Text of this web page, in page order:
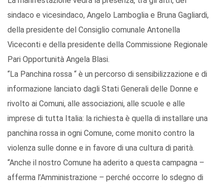
sindaco e vicesindaco, Angelo Lamboglia e Bruna Gagliardi,
della presidente del Consiglio comunale Antonella
Viceconti e della presidente della Commissione Regionale
Pari Opportunità Angela Blasi.
“La Panchina rossa “ è un percorso di sensibilizzazione e di
informazione lanciato dagli Stati Generali delle Donne e
rivolto ai Comuni, alle associazioni, alle scuole e alle
imprese di tutta Italia: la richiesta è quella di installare una
panchina rossa in ogni Comune, come monito contro la
violenza sulle donne e in favore di una cultura di parità.
“Anche il nostro Comune ha aderito a questa campagna –
afferma l’Amministrazione – perché occorre lo sdegno di